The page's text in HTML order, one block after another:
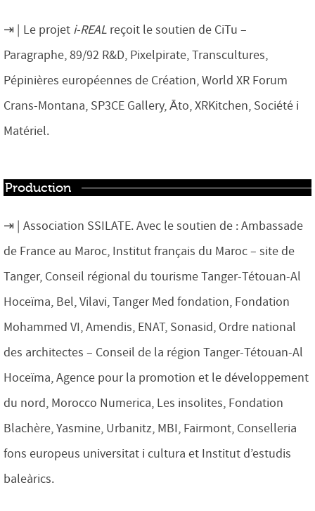
Le projet i-REAL reçoit le soutien de CiTu –
Paragraphe, 89/92 R&D, Pixelpirate, Transcultures,
Pépinières européennes de Création, World XR Forum
Crans-Montana, SP3CE Gallery, Āto, XRKitchen, Société i
Matériel.
Production
Association SSILATE. Avec le soutien de :Ambassade
de France au Maroc, Institut français du Maroc – site de
Tanger, Conseil régional du tourisme Tanger-Tétouan-Al
Hoceïma, Bel, Vilavi, Tanger Med fondation, Fondation
Mohammed VI, Amendis, ENAT, Sonasid, Ordre national
des architectes – Conseil de la région Tanger-Tétouan-Al
Hoceïma, Agence pour la promotion et le développement
du nord, Morocco Numerica, Les insolites, Fondation
Blachère, Yasmine, Urbanitz, MBI, Fairmont, Conselleria
fons europeus universitat i cultura et Institut d’estudis
baleàrics.